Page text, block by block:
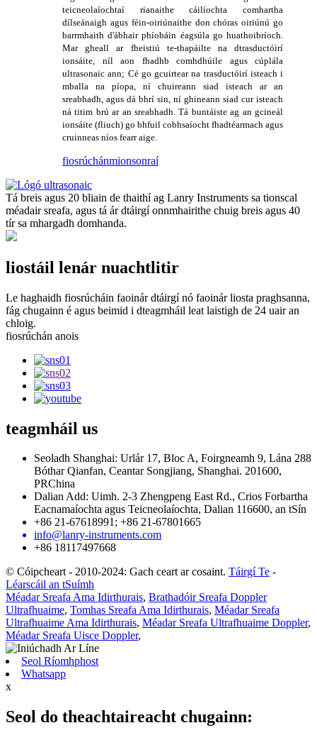
teicneolaíochtaí rianaithe cáilíochta comhartha
dílseánaigh agus féin-oiriúnaithe don chóras oiriúnú go
barrmhaith d'ábhair phíobáin éagsúla go huathoibríoch.
Mar gheall ar fheistiú te-thapáilte na dtrasductóirí
ionsáite, níl aon fhadhb comhdhúile agus cúplála
ultrasonaic ann; Cé go gcuirtear na trasductóirí isteach i
mballa na píopa, ní chuireann siad isteach ar an
sreabhadh, agus dá bhrí sin, ní ghineann siad cur isteach
ná titim brú ar an sreabhadh. Tá buntáiste ag an gcineál
ionsáite (fliuch) go bhfuil cobhsaíocht fhadtéarmach agus
cruinneas níos fearr aige.
fiosrúchánmionsonraí
Tá breis agus 20 bliain de thaithí ag Lanry Instruments sa tionscal
méadair sreafa, agus tá ár dtáirgí onnmhairithe chuig breis agus 40
tír sa mhargadh domhanda.
liostáil lenár nuachtlitir
Le haghaidh fiosrúcháin faoinár dtáirgí nó faoinár liosta praghsanna,
fág chugainn é agus beimid i dteagmháil leat laistigh de 24 uair an
chloig.
fiosrúchán anois
teagmháil us
Seoladh Shanghai: Urlár 17, Bloc A, Foirgneamh 9, Lána 288
Bóthar Qianfan, Ceantar Songjiang, Shanghai. 201600,
PRChina
Dalian Add: Uimh. 2-3 Zhengpeng East Rd., Crios Forbartha
Eacnamaíochta agus Teicneolaíochta, Dalian 116600, an tSín
+86 21-67618991; +86 21-67801665
info@lanry-instruments.com
+86 18117497668
© Cóipcheart - 2010-2024: Gach ceart ar cosaint. Táirgí Te -
Léarscáil an tSuímh
Méadar Sreafa Ama Idirthurais, Brathadóir Sreafa Doppler
Ultrafhuaime, Tomhas Sreafa Ama Idirthurais, Méadar Sreafa
Ultrafhuaime Ama Idirthurais, Méadar Sreafa Ultrafhuaime Doppler,
Méadar Sreafa Uisce Doppler,
Seol Ríomhphost
Whatsapp
x
Seol do theachtaireacht chugainn: